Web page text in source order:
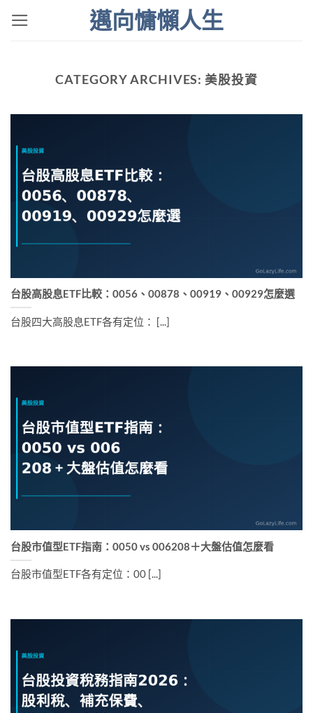
邁向慵懶人生
CATEGORY ARCHIVES: 美股投資
台股高股息ETF比較：0056、00878、00919、00929怎麼選
台股四大高股息ETF各有定位： [...]
台股市值型ETF指南：0050 vs 006208＋大盤估值怎麼看
台股市值型ETF各有定位：00 [...]